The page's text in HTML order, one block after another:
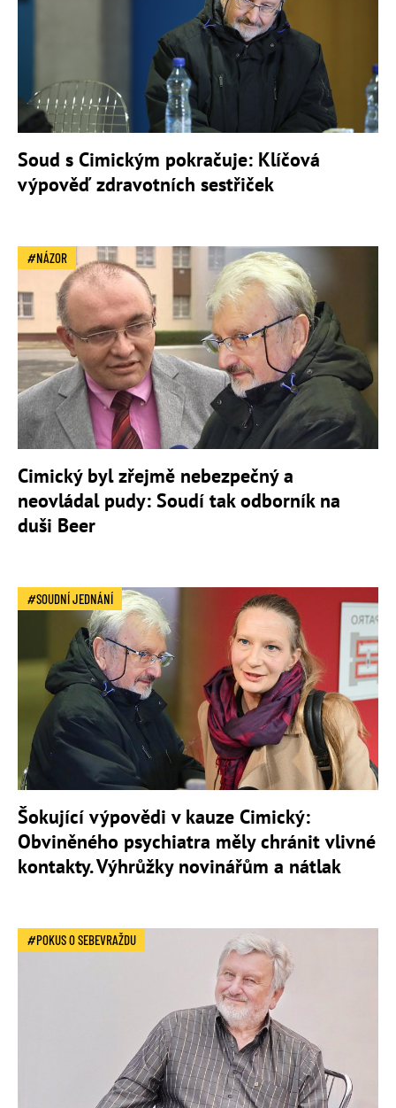
Soud s Cimickým pokračuje: Klíčová
výpověď zdravotních sestřiček
NÁZOR
Cimický byl zřejmě nebezpečný a
neovládal pudy: Soudí tak odborník na
duši Beer
SOUDNÍ JEDNÁNÍ
Šokující výpovědi v kauze Cimický:
Obviněného psychiatra měly chránit vlivné
kontakty. Výhrůžky novinářům a nátlak
POKUS O SEBEVRAŽDU